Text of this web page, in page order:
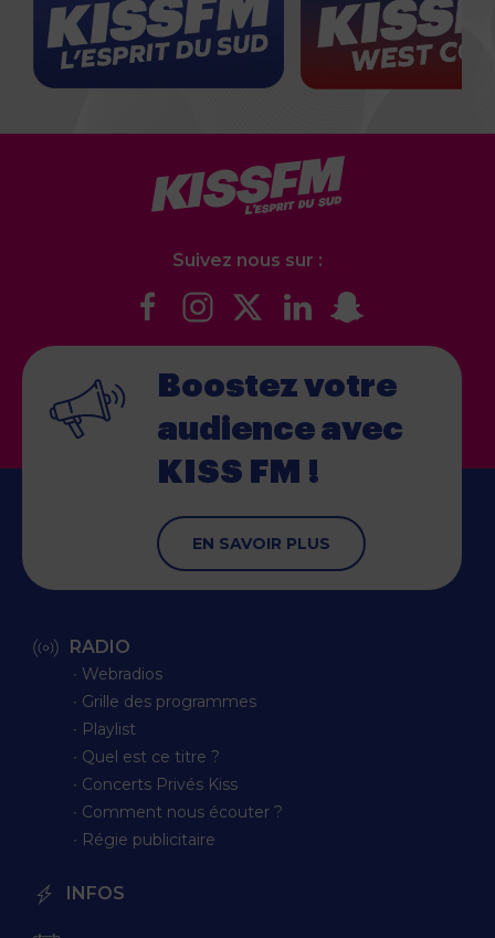
Suivez nous sur :
Boostez votre
audience avec
KISS FM !
EN SAVOIR PLUS
RADIO
∙ Webradios
∙ Grille des programmes
∙ Playlist
∙ Quel est ce titre ?
∙ Concerts Privés Kiss
∙ Comment nous écouter ?
∙ Régie publicitaire
INFOS